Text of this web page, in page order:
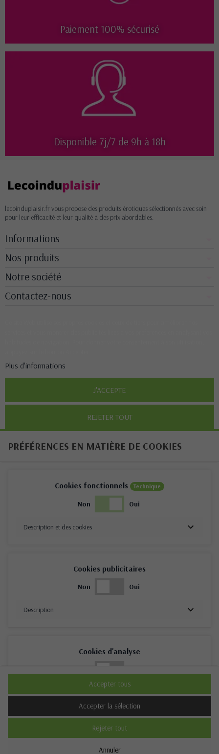
Paiement 100% sécurisé
Disponible 7j/7 de 9h à 18h
lecoinduplaisir.fr vous propose des produits érotiques sélectionnés avec soin
pour leur efficacité et leur qualité à des prix abordables.
Informations
Nos produits
Notre société
Contactez-nous
Plus d'informations
REJETER TOUT
J'ACCEPTE
PRÉFÉRENCES EN MATIÈRE DE COOKIES
Cookies fonctionnels Technique
Non Oui
Description et des cookies
Cookies publicitaires
Non Oui
Description
Cookies d'analyse
Description
Cookies de performance
Annuler
Rejeter tout
Accepter la sélection
Accepter tous